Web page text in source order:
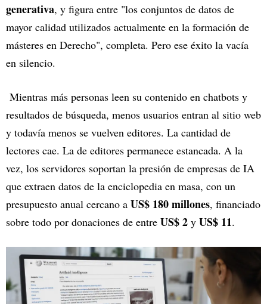
generativa, y figura entre "los conjuntos de datos de
mayor calidad utilizados actualmente en la formación de
másteres en Derecho", completa. Pero ese éxito la vacía
en silencio.
Mientras más personas leen su contenido en chatbots y
resultados de búsqueda, menos usuarios entran al sitio web
y todavía menos se vuelven editores. La cantidad de
lectores cae. La de editores permanece estancada. A la
vez, los servidores soportan la presión de empresas de IA
que extraen datos de la enciclopedia en masa, con un
presupuesto anual cercano a US$ 180 millones, financiado
sobre todo por donaciones de entre US$ 2 y US$ 11.